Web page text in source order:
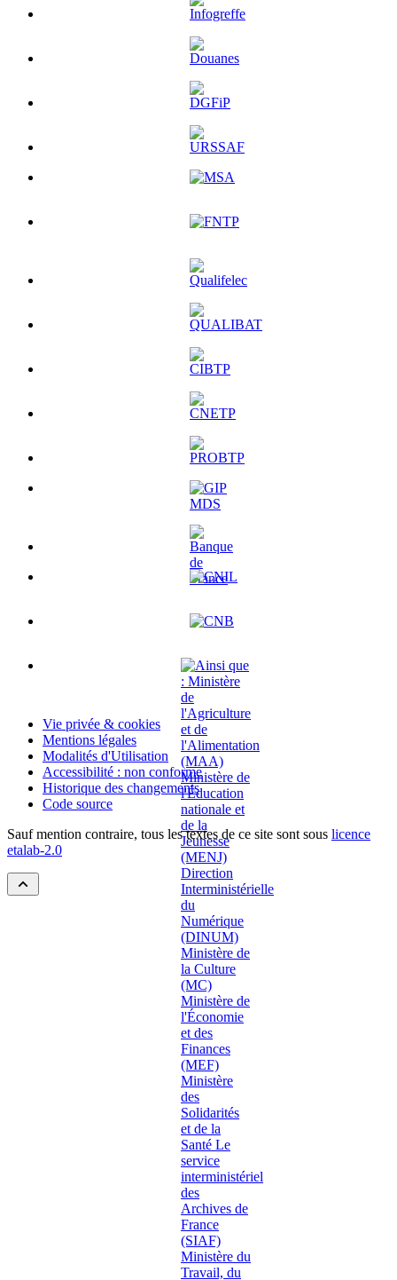
Vie privée & cookies
Mentions légales
Modalités d'Utilisation
Accessibilité : non conforme
Historique des changements
Code source
Sauf mention contraire, tous les textes de ce site sont sous licence
etalab-2.0